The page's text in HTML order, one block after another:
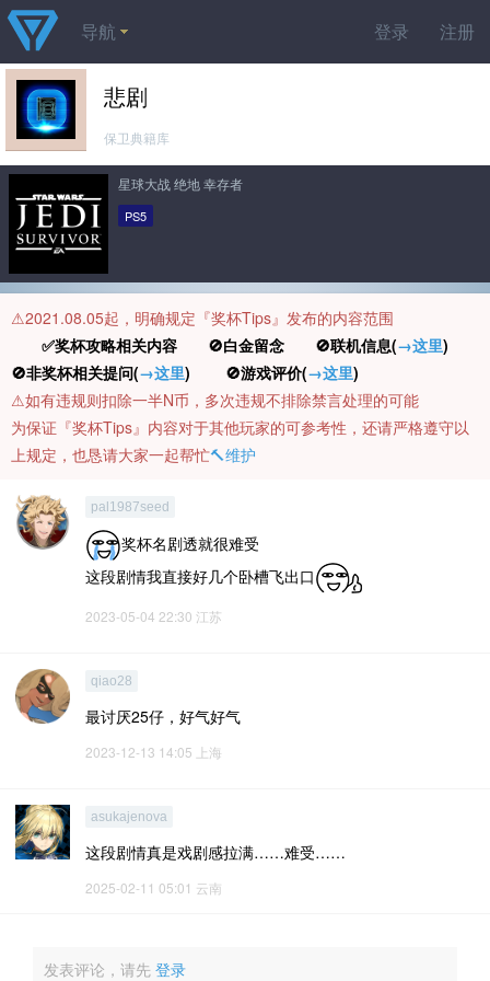
登录 注册
导航
悲剧
保卫典籍库
星球大战 绝地 幸存者
PS5
⚠️2021.08.05起，明确规定『奖杯Tips』发布的内容范围
✅奖杯攻略相关内容 🚫白金留念 🚫联机信息(→这里)
🚫非奖杯相关提问(→这里) 🚫游戏评价(→这里)
⚠️如有违规则扣除一半N币，多次违规不排除禁言处理的可能
为保证『奖杯Tips』内容对于其他玩家的可参考性，还请严格遵守以
上规定，也恳请大家一起帮忙🔨维护
pal1987seed
奖杯名剧透就很难受
这段剧情我直接好几个卧槽飞出口
2023-05-04 22:30 江苏
qiao28
最讨厌25仔，好气好气
2023-12-13 14:05 上海
asukajenova
这段剧情真是戏剧感拉满……难受……
2025-02-11 05:01 云南
发表评论，请先 登录